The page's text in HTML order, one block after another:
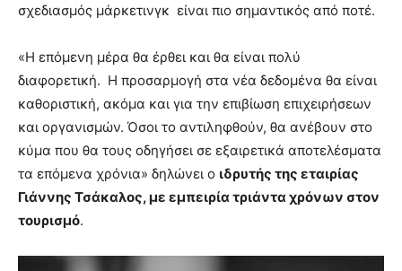
σχεδιασμός μάρκετινγκ είναι πιο σημαντικός από ποτέ.
«Η επόμενη μέρα θα έρθει και θα είναι πολύ
διαφορετική. Η προσαρμογή στα νέα δεδομένα θα είναι
καθοριστική, ακόμα και για την επιβίωση επιχειρήσεων
και οργανισμών. Όσοι το αντιληφθούν, θα ανέβουν στο
κύμα που θα τους οδηγήσει σε εξαιρετικά αποτελέσματα
τα επόμενα χρόνια» δηλώνει ο ιδρυτής της εταιρίας
Γιάννης Τσάκαλος, με εμπειρία τριάντα χρόνων στον
τουρισμό.